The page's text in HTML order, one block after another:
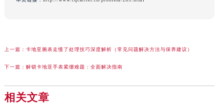
上一篇： 卡地亚腕表走慢了处理技巧深度解析（常见问题解决方法与保养建议）
下一篇： 解锁卡地亚手表紧绷难题：全面解决指南
相关文章